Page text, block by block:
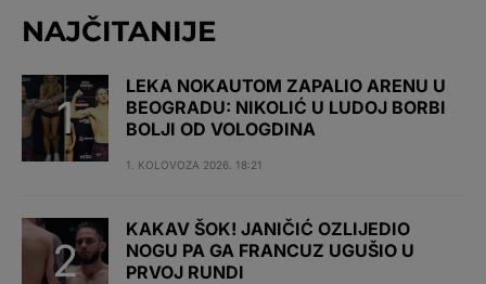
NAJČITANIJE
LEKA NOKAUTOM ZAPALIO ARENU U
BEOGRADU: NIKOLIĆ U LUDOJ BORBI
BOLJI OD VOLOGDINA
1. KOLOVOZA 2026. 18:21
KAKAV ŠOK! JANIČIĆ OZLIJEDIO
NOGU PA GA FRANCUZ UGUŠIO U
PRVOJ RUNDI